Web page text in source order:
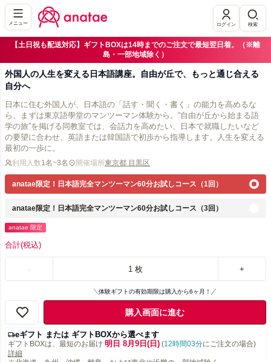
メニュー ログイン 検索
【土日祝も配送対応】ギフトBOXは14時までのご注文で最短翌日着。（※離
島・一部地域除く）
外国人の人生を変える日本語講座。自由が丘で、もっと通じ合える
自分へ
日本に住む外国人が、日本語の「話す・聞く・書く」の能力を高めるな
ら、まずは東京語學堂のマンツーマン体験から。“自由が丘から始まる語
学の旅”を掲げる同教室では、会話力を高めたい、日本で就職したいなど
の要望に合わせ、英語または韓国語で初歩から指導します。人生を変える
最初の一歩に。
利用人数1名~3名 開催場所東京都 目黒区
anatae限定！日本語完全マンツーマン60分お試しコース（1回）
anatae限定！日本語完全マンツーマン60分お試しコース（3回）
anatae 限定
合計(税込)
- 1 枚 +
体験ギフトの有効期限は購入から6ヶ月！
購入画面に進む
eギフト または ギフトBOXから選べます
ギフトBOXは、最短のお届け 明日 8月9日(日) (12時間03分にご注文の場合)
詳細